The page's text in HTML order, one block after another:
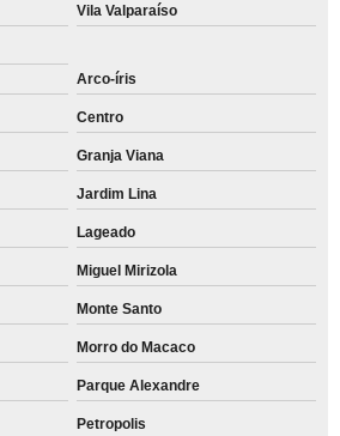
Vila Valparaíso
Arco-íris
Centro
Granja Viana
Jardim Lina
Lageado
Miguel Mirizola
Monte Santo
Morro do Macaco
Parque Alexandre
Petropolis